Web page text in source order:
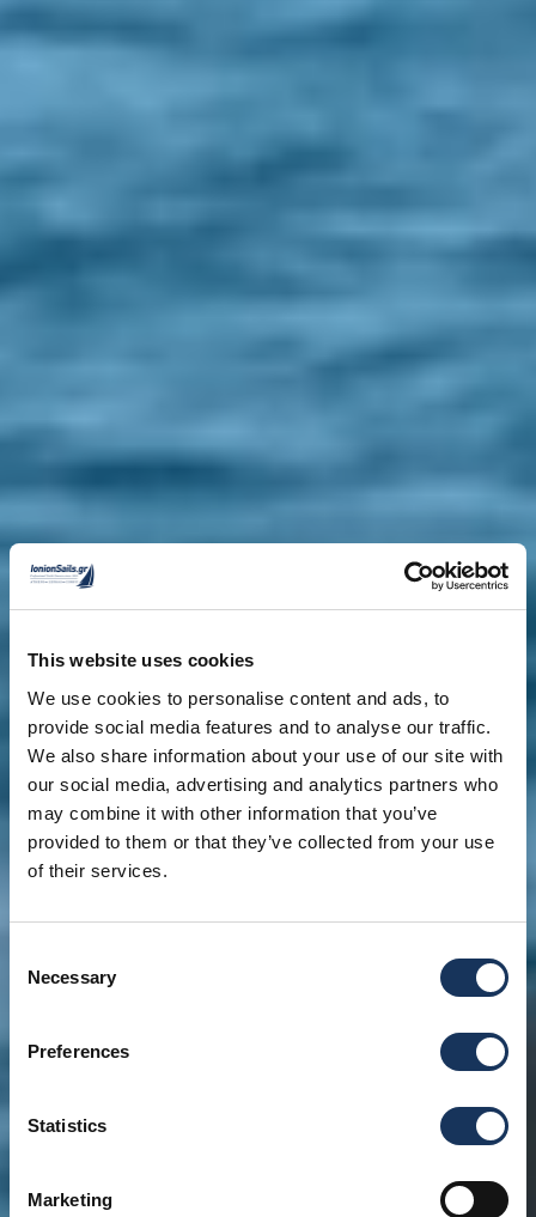
This website uses cookies
We use cookies to personalise content and ads, to
provide social media features and to analyse our traffic.
We also share information about your use of our site with
our social media, advertising and analytics partners who
may combine it with other information that you’ve
provided to them or that they’ve collected from your use
of their services.
Selection
Necessary
Preferences
Statistics
Marketing